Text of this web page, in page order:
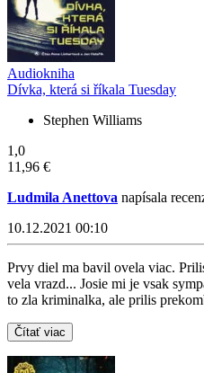
Audiokniha
Dívka, která si říkala Tuesday
Stephen Williams
1,0
11,96 €
Ludmila Anettova napísala
10.12.2021 00:10
Prvy diel ma bavil ovela viac.
vela vrazd... Josie mi je vsak
to zla kriminalka, ale prilis
Čítať viac